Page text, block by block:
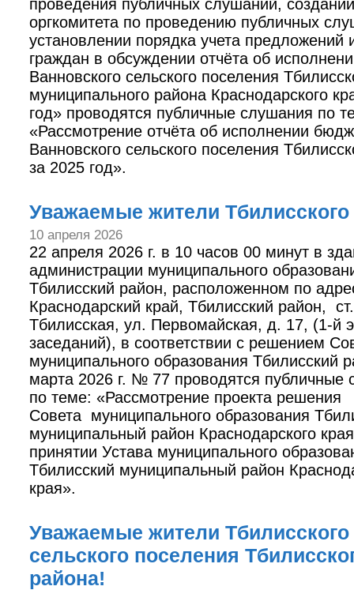
проведения публичных слушаний, создании
оргкомитета по проведению публичных
установлении порядка учета предложений
граждан в обсуждении отчёта об
Ванновского сельского поселения
муниципального района Краснодарского
год» проводятся публичные слушания по
«Рассмотрение отчёта об исполнении
Ванновского сельского поселения
за 2025 год».
Уважаемые жители Тбилисского
10 апреля 2026
22 апреля 2026 г. в 10 часов 00 минут в
администрации муниципального
Тбилисский район, расположенном по
Краснодарский край, Тбилисский район, ст.
Тбилисская, ул. Первомайская, д. 17, (1-й
заседаний), в соответствии с решением
муниципального образования Тбилисский
марта 2026 г. № 77 проводятся публичные
по теме: «Рассмотрение проекта решения
Совета муниципального образования
муниципальный район Краснодарского
принятии Устава муниципального
Тбилисский муниципальный район
края».
Уважаемые жители Тбилисского
сельского поселения
района!